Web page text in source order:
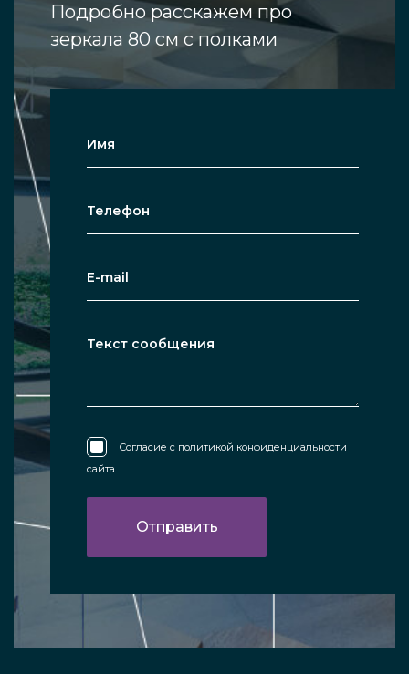
Подробно расскажем про
зеркала 80 см с полками
Согласие с политикой конфиденциальности
сайта